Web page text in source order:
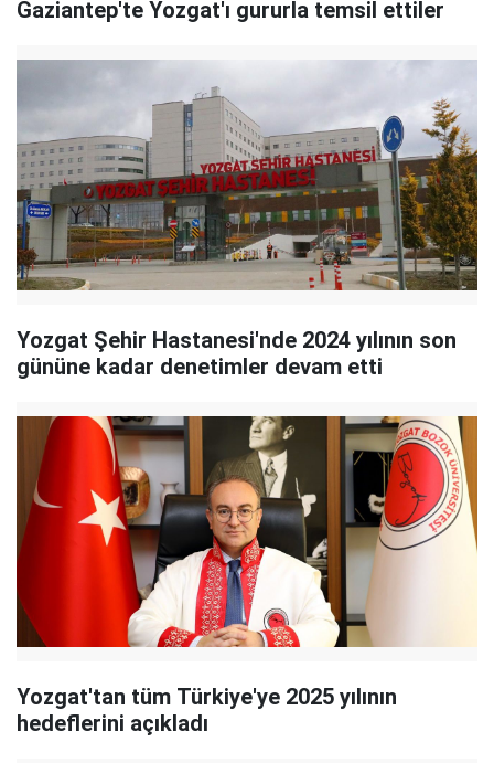
Gaziantep'te Yozgat'ı gururla temsil ettiler
Yozgat Şehir Hastanesi'nde 2024 yılının son
gününe kadar denetimler devam etti
Yozgat'tan tüm Türkiye'ye 2025 yılının
hedeflerini açıkladı